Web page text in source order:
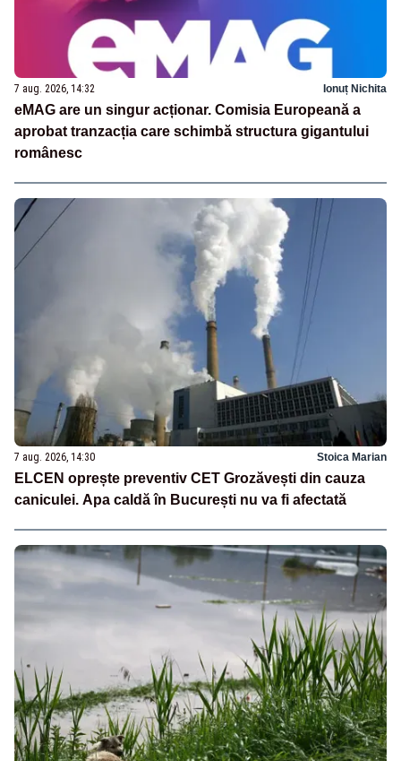
7 aug. 2026, 14:32 Ionuț Nichita
eMAG are un singur acționar. Comisia Europeană a
aprobat tranzacția care schimbă structura gigantului
românesc
7 aug. 2026, 14:30 Stoica Marian
ELCEN oprește preventiv CET Grozăvești din cauza
caniculei. Apa caldă în București nu va fi afectată